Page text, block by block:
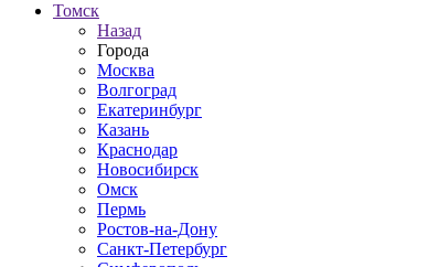
Томск
Назад
Города
Москва
Волгоград
Екатеринбург
Казань
Краснодар
Новосибирск
Омск
Пермь
Ростов-на-Дону
Санкт-Петербург